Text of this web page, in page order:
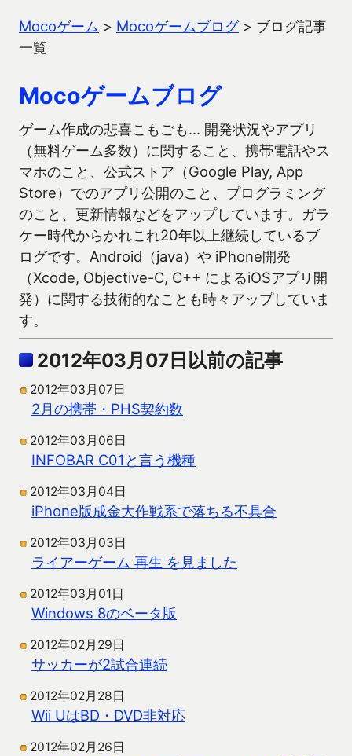
Mocoゲーム > Mocoゲームブログ> ブログ記事
一覧
Mocoゲームブログ
ゲーム作成の悲喜こもごも… 開発状況やアプリ
（無料ゲーム多数）に関すること、携帯電話やス
マホのこと、公式ストア（Google Play, App
Store）でのアプリ公開のこと、プログラミング
のこと、更新情報などをアップしています。ガラ
ケー時代からかれこれ20年以上継続しているブ
ログです。Android（java）や iPhone開発
（Xcode, Objective-C, C++ によるiOSアプリ開
発）に関する技術的なことも時々アップしていま
す。
2012年03月07日以前の記事
2012年03月07日
2月の携帯・PHS契約数
2012年03月06日
INFOBAR C01と言う機種
2012年03月04日
iPhone版成金大作戦系で落ちる不具合
2012年03月03日
ライアーゲーム 再生 を見ました
2012年03月01日
Windows 8のベータ版
2012年02月29日
サッカーが2試合連続
2012年02月28日
Wii UはBD・DVD非対応
2012年02月26日